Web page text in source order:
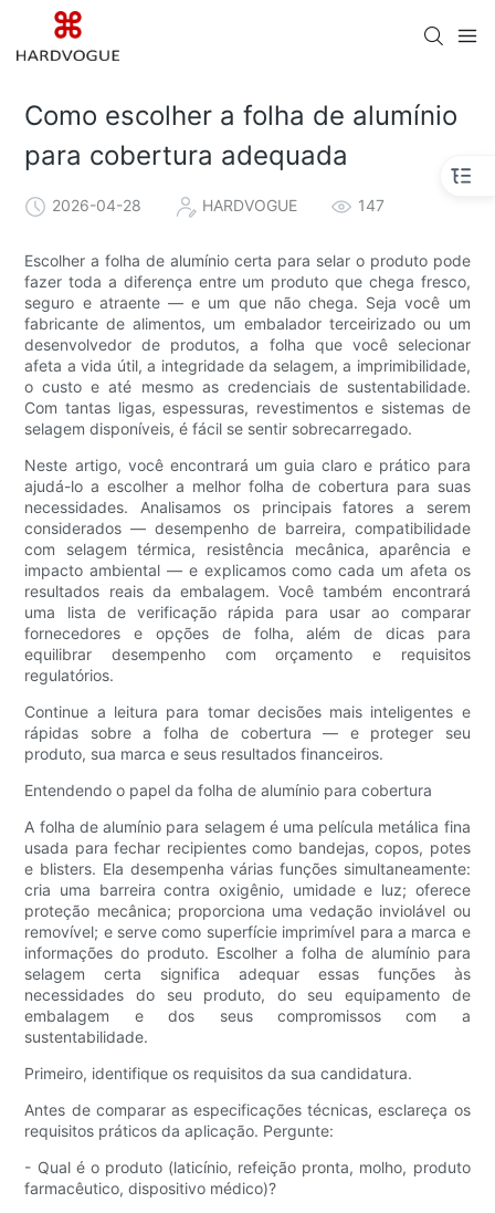
Como escolher a folha de alumínio
para cobertura adequada
2026-04-28 HARDVOGUE 147
Escolher a folha de alumínio certa para selar o produto pode
fazer toda a diferença entre um produto que chega fresco,
seguro e atraente — e um que não chega. Seja você um
fabricante de alimentos, um embalador terceirizado ou um
desenvolvedor de produtos, a folha que você selecionar
afeta a vida útil, a integridade da selagem, a imprimibilidade,
o custo e até mesmo as credenciais de sustentabilidade.
Com tantas ligas, espessuras, revestimentos e sistemas de
selagem disponíveis, é fácil se sentir sobrecarregado.
Neste artigo, você encontrará um guia claro e prático para
ajudá-lo a escolher a melhor folha de cobertura para suas
necessidades. Analisamos os principais fatores a serem
considerados — desempenho de barreira, compatibilidade
com selagem térmica, resistência mecânica, aparência e
impacto ambiental — e explicamos como cada um afeta os
resultados reais da embalagem. Você também encontrará
uma lista de verificação rápida para usar ao comparar
fornecedores e opções de folha, além de dicas para
equilibrar desempenho com orçamento e requisitos
regulatórios.
Continue a leitura para tomar decisões mais inteligentes e
rápidas sobre a folha de cobertura — e proteger seu
produto, sua marca e seus resultados financeiros.
Entendendo o papel da folha de alumínio para cobertura
A folha de alumínio para selagem é uma película metálica fina
usada para fechar recipientes como bandejas, copos, potes
e blisters. Ela desempenha várias funções simultaneamente:
cria uma barreira contra oxigênio, umidade e luz; oferece
proteção mecânica; proporciona uma vedação inviolável ou
removível; e serve como superfície imprimível para a marca e
informações do produto. Escolher a folha de alumínio para
selagem certa significa adequar essas funções às
necessidades do seu produto, do seu equipamento de
embalagem e dos seus compromissos com a
sustentabilidade.
Primeiro, identifique os requisitos da sua candidatura.
Antes de comparar as especificações técnicas, esclareça os
requisitos práticos da aplicação. Pergunte:
- Qual é o produto (laticínio, refeição pronta, molho, produto
farmacêutico, dispositivo médico)?